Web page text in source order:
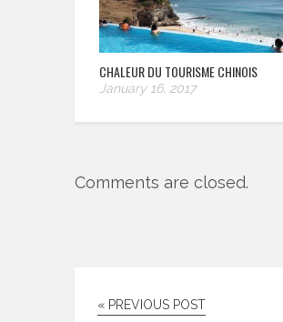
CHALEUR DU TOURISME CHINOIS
January 16, 2017
Comments are closed.
« PREVIOUS POST